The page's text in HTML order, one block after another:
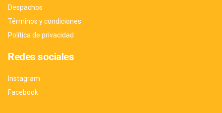
Despachos
Términos y condiciones
Política de privacidad
Redes sociales
Instagram
Facebook